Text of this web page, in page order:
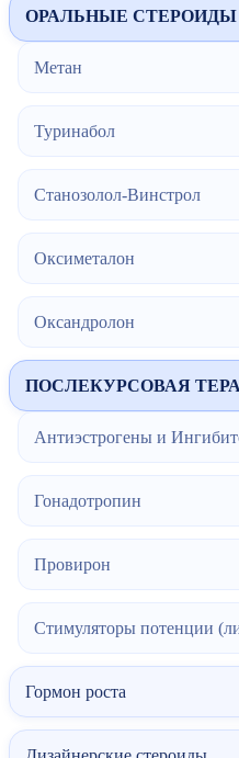
ОРАЛЬНЫЕ СТЕРОИДЫ
Метан
Туринабол
Станозолол-Винстрол
Оксиметалон
Оксандролон
ПОСЛЕКУРСОВАЯ
Антиэстрогены и
Гонадотропин
Провирон
Стимуляторы потенции
Гормон роста